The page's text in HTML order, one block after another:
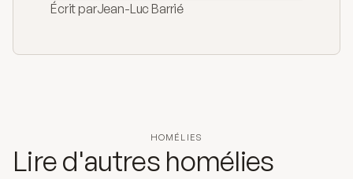
Écrit parJean-Luc Barrié
HOMÉLIES
Lire d'autres homélies